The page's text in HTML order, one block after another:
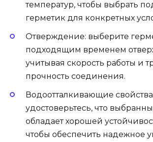
температур, чтобы выбрать
герметик для конкретных
Отверждение: выберите
подходящим временем
учитывая скорость работы и
прочность соединения.
Водоотталкивающие
удостоверьтесь, что
обладает хорошей
чтобы обеспечить надежное